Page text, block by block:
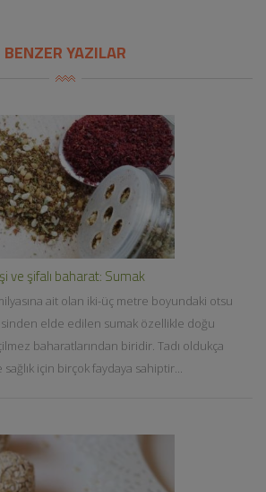
BENZER YAZILAR
ve şifalı baharat: Sumak
ait olan iki-üç metre boyundaki otsu
elde edilen sumak özellikle doğu
baharatlarından biridir. Tadı oldukça
sağlık için birçok faydaya sahiptir...